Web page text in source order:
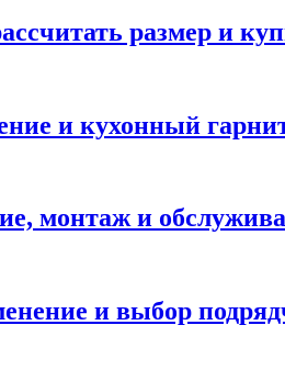
размер и
и кухонный
монтаж и
и выбор